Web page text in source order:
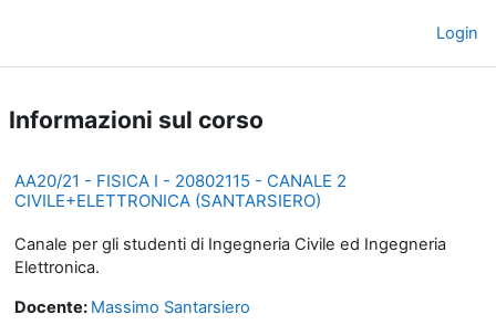
Login
Informazioni sul corso
AA20/21 - FISICA I - 20802115 - CANALE 2
CIVILE+ELETTRONICA (SANTARSIERO)
Canale per gli studenti di Ingegneria Civile ed Ingegneria
Elettronica.
Docente: Massimo Santarsiero